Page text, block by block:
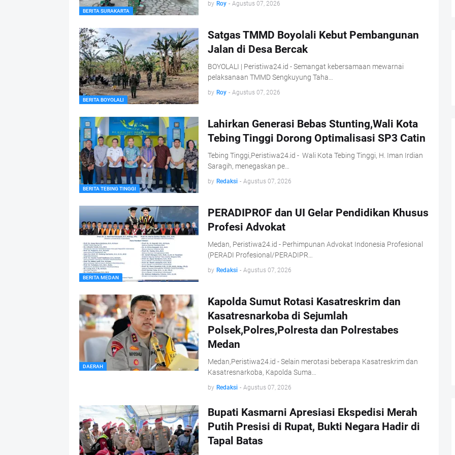
BERITA SURAKARTA
by Roy - Agustus 07, 2026
BERITA BOYOLALI
Satgas TMMD Boyolali Kebut Pembangunan
Jalan di Desa Bercak
BOYOLALI | Peristiwa24.id - Semangat kebersamaan mewarnai
pelaksanaan TMMD Sengkuyung Taha…
by Roy - Agustus 07, 2026
BERITA TEBING TINGGI
Lahirkan Generasi Bebas Stunting,Wali Kota
Tebing Tinggi Dorong Optimalisasi SP3 Catin
Tebing Tinggi,Peristiwa24.id - Wali Kota Tebing Tinggi, H. Iman Irdian
Saragih, menegaskan pe…
by Redaksi - Agustus 07, 2026
BERITA MEDAN
PERADIPROF dan UI Gelar Pendidikan Khusus
Profesi Advokat
Medan, Peristiwa24.id - Perhimpunan Advokat Indonesia Profesional
(PERADI Profesional/PERADIPR…
by Redaksi - Agustus 07, 2026
DAERAH
Kapolda Sumut Rotasi Kasatreskrim dan
Kasatresnarkoba di Sejumlah
Polsek,Polres,Polresta dan Polrestabes
Medan
Medan,Peristiwa24.id - Selain merotasi beberapa Kasatreskrim dan
Kasatresnarkoba, Kapolda Suma…
by Redaksi - Agustus 07, 2026
Bupati Kasmarni Apresiasi Ekspedisi Merah
Putih Presisi di Rupat, Bukti Negara Hadir di
Tapal Batas